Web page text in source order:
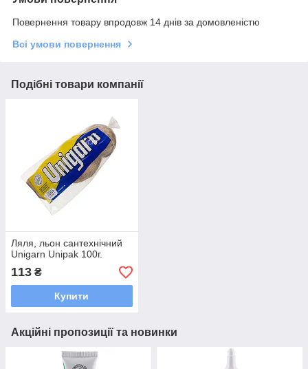
Повернення товару впродовж 14 днів за домовленістю
Всі умови повернення
Подібні товари компанії
Ляля, льон сантехнічний
Unigarn Unipak 100г.
113 ₴
Купити
Акційні пропозиції та новинки